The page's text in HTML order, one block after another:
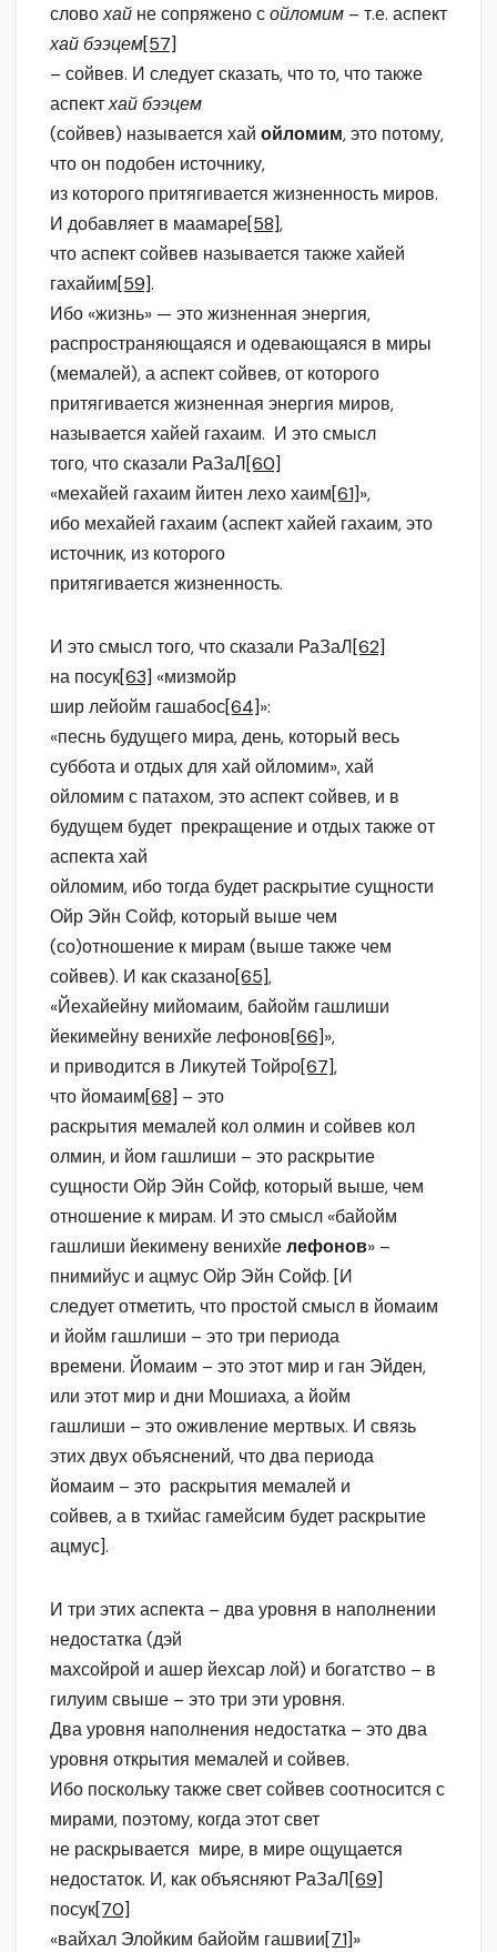
словохай не сопряжено сойломим – т.е. аспект
хай бээцем[57]
– сойвев. И следует сказать, что то, что также
аспектхай бээцем
(сойвев) называется хай ойломим, это потому,
что он подобен источнику,
из которого притягивается жизненность миров.
И добавляет в маамаре[58],
что аспект сойвев называется также хайей
гахайим[59].
Ибо «жизнь» — это жизненная энергия,
распространяющаяся и одевающаяся в миры
(мемалей), а аспект сойвев, от которого
притягивается жизненная энергия миров,
называется хайей гахаим. И это смысл
того, что сказали РаЗаЛ[60]
«мехайей гахаим йитен лехо хаим[61]»,
ибо мехайей гахаим (аспект хайей гахаим, это
источник, из которого
притягивается жизненность.
И это смысл того, что сказали РаЗаЛ[62]
на посук[63] «мизмойр
шир лейойм гашабос[64]»:
«песнь будущего мира, день, который весь
суббота и отдых для хай ойломим», хай
ойломим с патахом, это аспект сойвев, и в
будущем будет прекращение и отдых также от
аспекта хай
ойломим, ибо тогда будет раскрытие сущности
Ойр Эйн Сойф, который выше чем
(со)отношение к мирам (выше также чем
сойвев). И как сказано[65],
«Йехайейну мийомаим, байойм гашлиши
йекимейну венихйе лефонов[66]»,
и приводится в Ликутей Тойро[67],
что йомаим[68] – это
раскрытия мемалей кол олмин и сойвев кол
олмин, и йом гашлиши – это раскрытие
сущности Ойр Эйн Сойф, который выше, чем
отношение к мирам. И это смысл «байойм
гашлиши йекимену венихйелефонов» –
пнимийус и ацмус Ойр Эйн Сойф. [И
следует отметить, что простой смысл в йомаим
и йойм гашлиши – это три периода
времени. Йомаим – это этот мир и ган Эйден,
или этот мир и дни Мошиаха, а йойм
гашлиши – это оживление мертвых. И связь
этих двух объяснений, что два периода
йомаим – это раскрытия мемалей и
сойвев, а в тхийас гамейсим будет раскрытие
ацмус].
И три этих аспекта – два уровня в наполнении
недостатка (дэй
махсойрой и ашер йехсар лой) и богатство – в
гилуим свыше – это три эти уровня.
Два уровня наполнения недостатка – это два
уровня открытия мемалей и сойвев.
Ибо поскольку также свет сойвев соотносится с
мирами, поэтому, когда этот свет
не раскрывается мире, в мире ощущается
недостаток. И, как объясняют РаЗаЛ[69]
посук[70]
«вайхал Элойким байойм гашвии[71]»